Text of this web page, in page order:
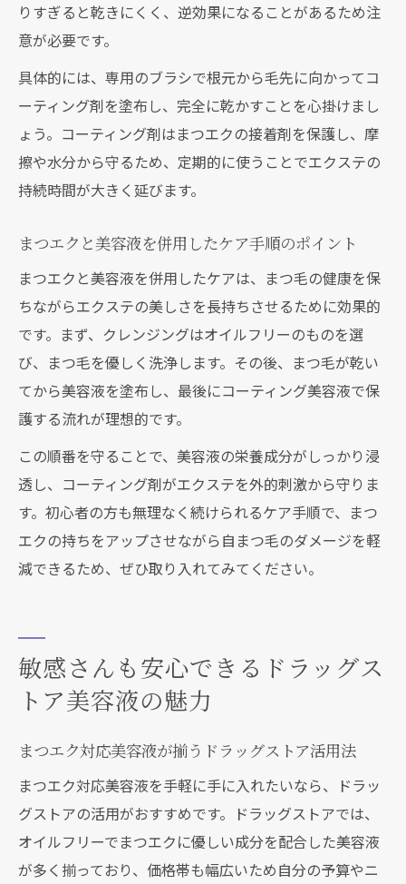
りすぎると乾きにくく、逆効果になることがあるため注
意が必要です。
具体的には、専用のブラシで根元から毛先に向かってコ
ーティング剤を塗布し、完全に乾かすことを心掛けまし
ょう。コーティング剤はまつエクの接着剤を保護し、摩
擦や水分から守るため、定期的に使うことでエクステの
持続時間が大きく延びます。
まつエクと美容液を併用したケア手順のポイント
まつエクと美容液を併用したケアは、まつ毛の健康を保
ちながらエクステの美しさを長持ちさせるために効果的
です。まず、クレンジングはオイルフリーのものを選
び、まつ毛を優しく洗浄します。その後、まつ毛が乾い
てから美容液を塗布し、最後にコーティング美容液で保
護する流れが理想的です。
この順番を守ることで、美容液の栄養成分がしっかり浸
透し、コーティング剤がエクステを外的刺激から守りま
す。初心者の方も無理なく続けられるケア手順で、まつ
エクの持ちをアップさせながら自まつ毛のダメージを軽
減できるため、ぜひ取り入れてみてください。
敏感さんも安心できるドラッグス
トア美容液の魅力
まつエク対応美容液が揃うドラッグストア活用法
まつエク対応美容液を手軽に手に入れたいなら、ドラッ
グストアの活用がおすすめです。ドラッグストアでは、
オイルフリーでまつエクに優しい成分を配合した美容液
が多く揃っており、価格帯も幅広いため自分の予算やニ